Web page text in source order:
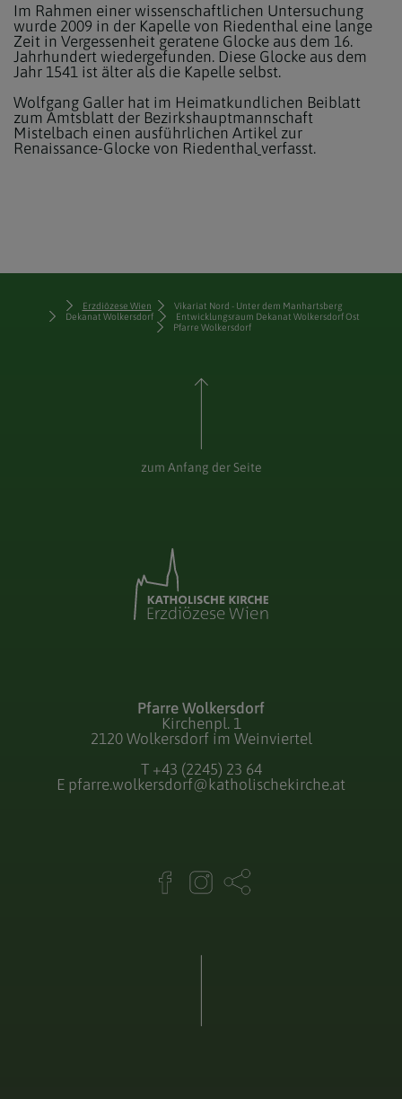
Im Rahmen einer wissenschaftlichen Untersuchung
wurde 2009 in der Kapelle von Riedenthal eine lange
Zeit in Vergessenheit geratene Glocke aus dem 16.
Jahrhundert wiedergefunden. Diese Glocke aus dem
Jahr 1541 ist älter als die Kapelle selbst.
Wolfgang Galler hat im Heimatkundlichen Beiblatt
zum Amtsblatt der Bezirkshauptmannschaft
Mistelbach einen ausführlichen Artikel zur
Renaissance-Glocke von Riedenthal verfasst.
Erzdiözese Wien
Vikariat Nord - Unter dem Manhartsberg
Dekanat Wolkersdorf
Entwicklungsraum Dekanat Wolkersdorf Ost
Pfarre Wolkersdorf
zum Anfang der Seite
Pfarre Wolkersdorf
Kirchenpl. 1
2120 Wolkersdorf im Weinviertel
T +43 (2245) 23 64
E pfarre.wolkersdorf@katholischekirche.at